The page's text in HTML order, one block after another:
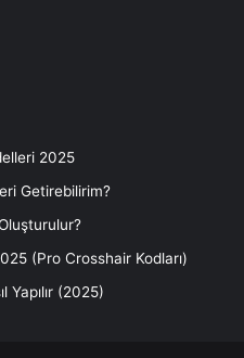
2025
Getirebilirim?
(Pro Crosshair Kodları)
Yapılır (2025)